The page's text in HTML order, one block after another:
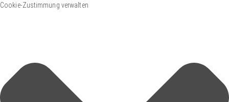
Cookie-Zustimmung verwalten